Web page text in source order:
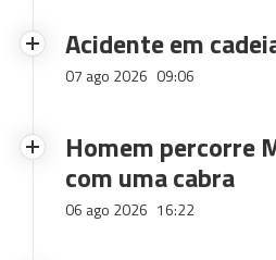
Acidente em
07 ago 2026 09:06
Homem percorre
com uma cabra
06 ago 2026 16:22